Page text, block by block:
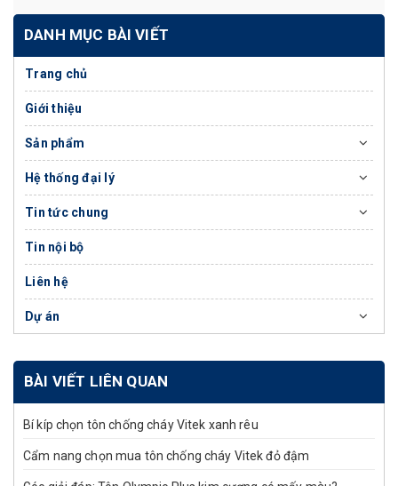
DANH MỤC BÀI VIẾT
Trang chủ
Giới thiệu
Sản phẩm
Hệ thống đại lý
Tin tức chung
Tin nội bộ
Liên hệ
Dự án
BÀI VIẾT LIÊN QUAN
Bí kíp chọn tôn chống cháy Vitek xanh rêu
Cẩm nang chọn mua tôn chống cháy Vitek đỏ đậm